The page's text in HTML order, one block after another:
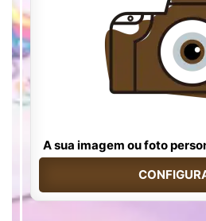
A sua imagem ou foto